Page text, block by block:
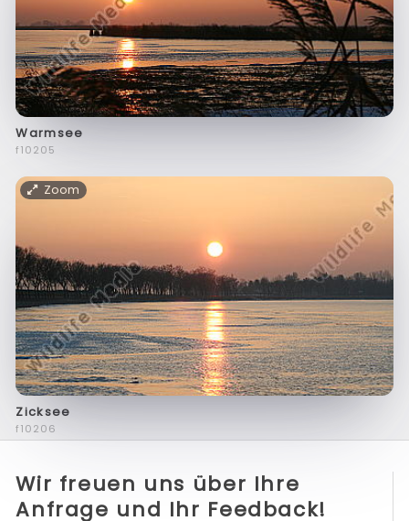
Warmsee
f10205
Zoom
Zicksee
f10206
Wir freuen uns über Ihre
Anfrage und Ihr Feedback!